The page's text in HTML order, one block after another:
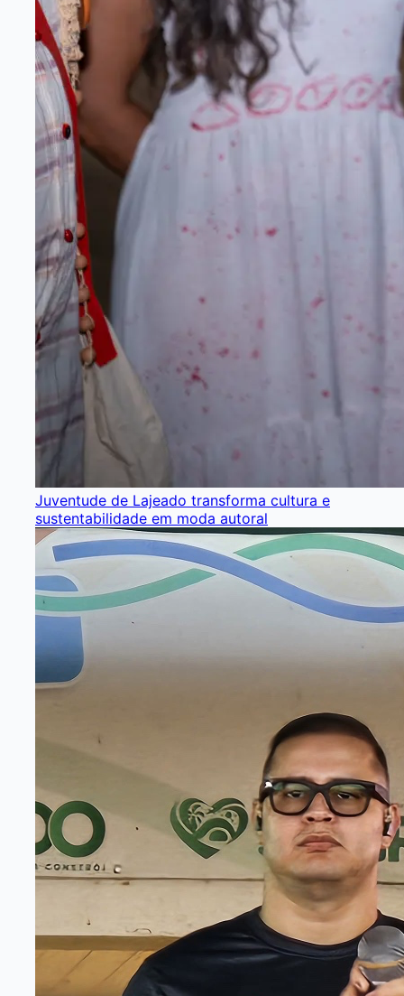
Juventude de Lajeado transforma cultura e
sustentabilidade em moda autoral